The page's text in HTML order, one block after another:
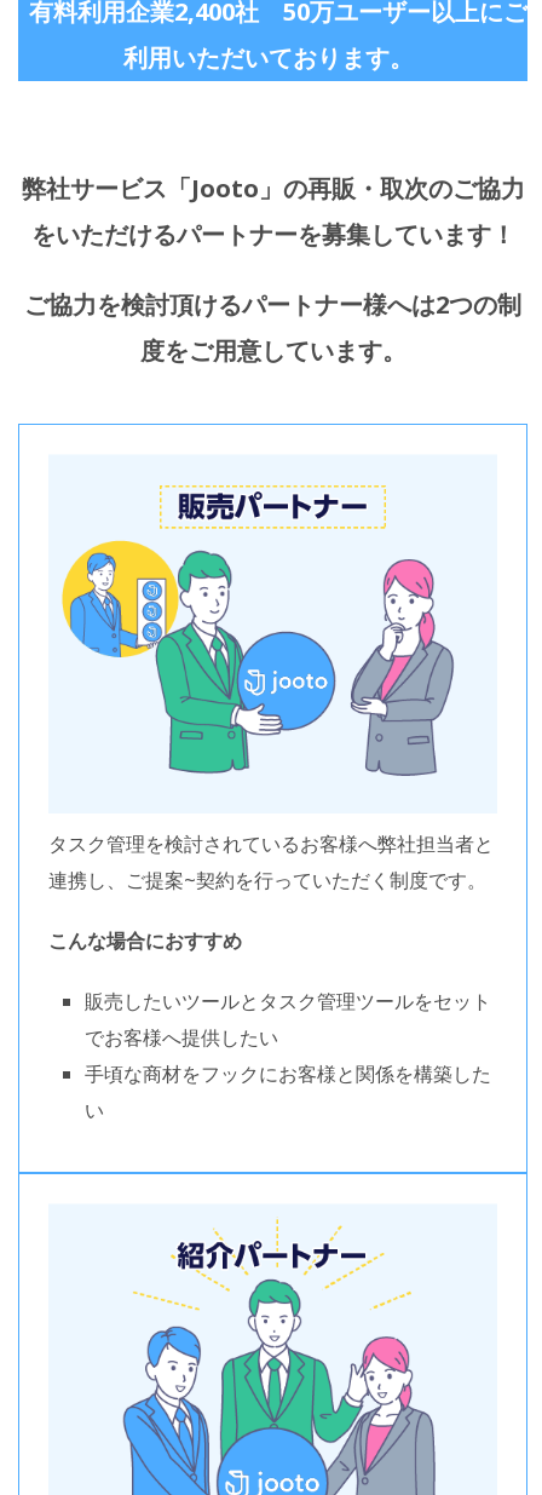
有料利用企業2,400社 50万ユーザー以上にご
利用いただいております。
弊社サービス「Jooto」の再販・取次のご協力
をいただけるパートナーを募集しています！
ご協力を検討頂けるパートナー様へは2つの制
度をご用意しています。
タスク管理を検討されているお客様へ弊社担当者と
連携し、 ご提案~契約を行っていただく制度です。
こんな場合におすすめ
販売したいツールとタスク管理ツールをセット
でお客様へ提供したい
手頃な商材をフックにお客様と関係を構築した
い